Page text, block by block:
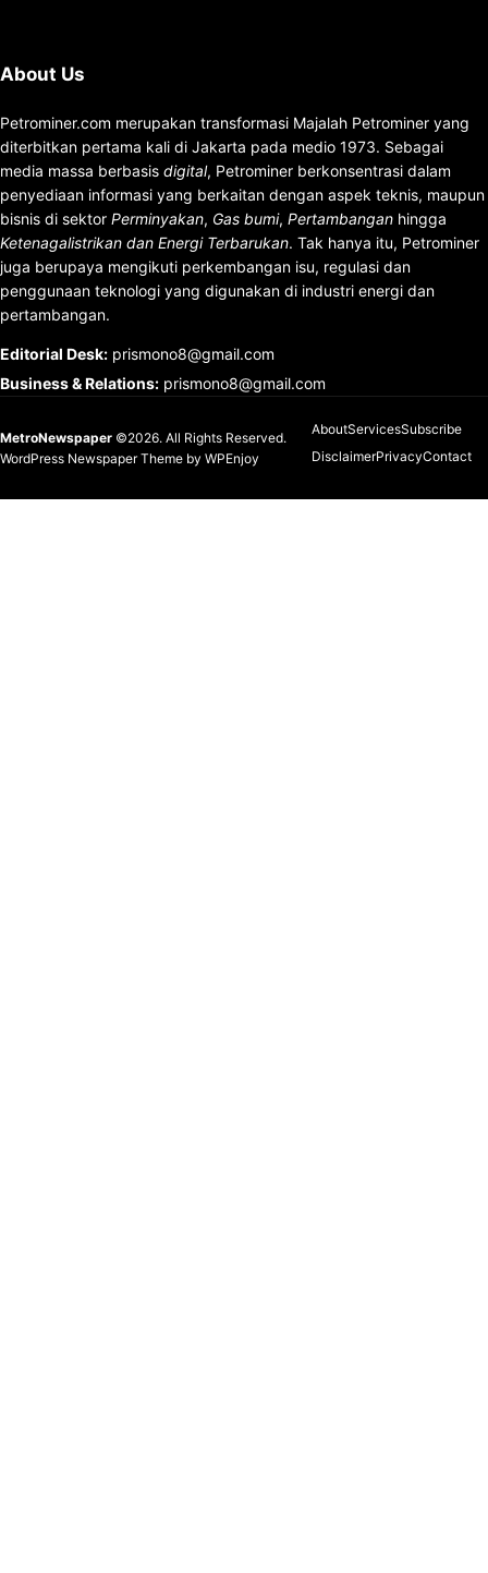
About Us
Petrominer.com merupakan transformasi Majalah Petrominer yang
diterbitkan pertama kali di Jakarta pada medio 1973. Sebagai
media massa berbasis digital, Petrominer berkonsentrasi dalam
penyediaan informasi yang berkaitan dengan aspek teknis, maupun
bisnis di sektor Perminyakan, Gas bumi, Pertambangan hingga
Ketenagalistrikan dan Energi Terbarukan. Tak hanya itu, Petrominer
juga berupaya mengikuti perkembangan isu, regulasi dan
penggunaan teknologi yang digunakan di industri energi dan
pertambangan.
Editorial Desk: prismono8@gmail.com
Business & Relations: prismono8@gmail.com
MetroNewspaper ©2026. All Rights Reserved.
WordPress Newspaper Theme by WPEnjoy
AboutServicesSubscribe
DisclaimerPrivacyContact